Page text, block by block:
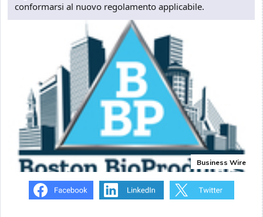
conformarsi al nuovo regolamento applicabile.
Business Wire